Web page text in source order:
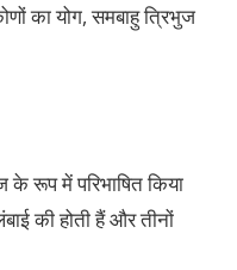
का योग, समबाहु त्रिभुज
के रूप में परिभाषित किया
की होती हैं और तीनों